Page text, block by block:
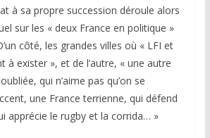
à sa propre succession déroule alors
sur les « deux France en politique »
côté, les grandes villes où « LFI et
à exister », et de l’autre, « une autre
qui n’aime pas qu’on se
une France terrienne, qui défend
apprécie le rugby et la corrida… »